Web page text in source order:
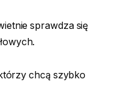
sprawdza się
chcą szybko